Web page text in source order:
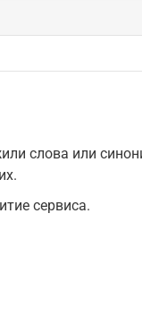
слова или
сервиса.